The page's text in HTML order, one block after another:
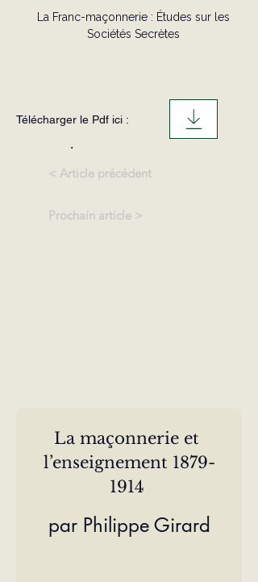
La Franc-maçonnerie : Études sur les
Sociétés Secrètes
Télécharger le Pdf ici :
.
< Article précédent
Prochain article >
La maçonnerie et
l’enseignement 1879-
1914
par Philippe Girard